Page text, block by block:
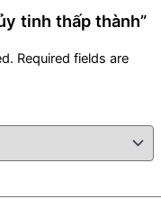
tinh thấp thành”
Required fields are